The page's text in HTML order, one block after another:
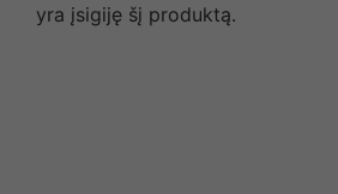
yra įsigiję šį produktą.